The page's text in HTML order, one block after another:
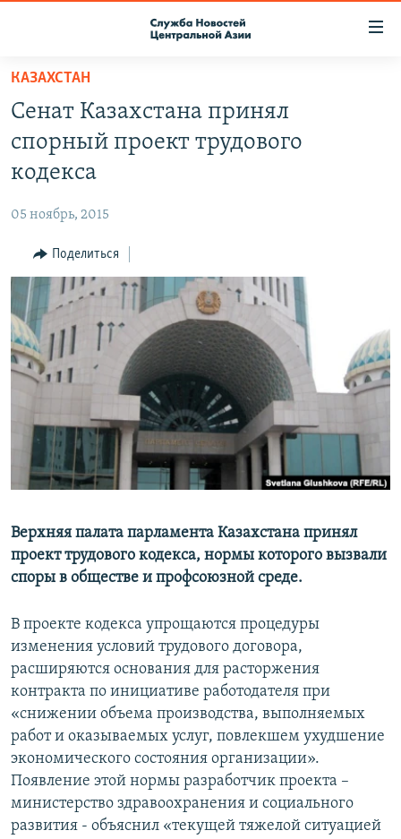
Вернуться
основному
содержанию
Вернутся
главной
навигации
Вернутся
поиску
КОНТАКТЫ
НАСТОЯЩЕЕ ВРЕМЯ
МИГРАНТ МЕДИА
КАЗАХСТАН
Сенат Казахстана принял
спорный проект трудового
кодекса
05 ноябрь, 2015
Поделиться
Верхняя палата парламента Казахстана принял
проект трудового кодекса, нормы которого вызвали
споры в обществе и профсоюзной среде.
В проекте кодекса упрощаются процедуры
изменения условий трудового договора,
расширяются основания для расторжения
контракта по инициативе работодателя при
«снижении объема производства, выполняемых
работ и оказываемых услуг, повлекшем ухудшение
экономического состояния организации».
Появление этой нормы разработчик проекта –
министерство здравоохранения и социального
развития - объяснил «текущей тяжелой ситуацией